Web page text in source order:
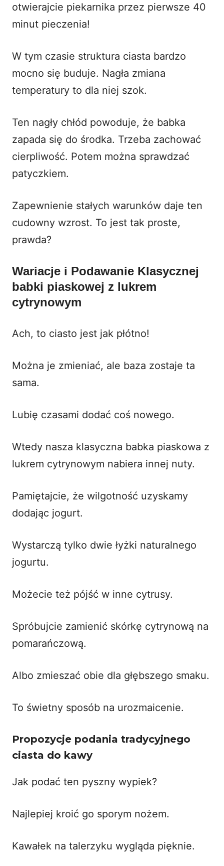
otwierajcie piekarnika przez pierwsze 40
minut pieczenia!
W tym czasie struktura ciasta bardzo
mocno się buduje. Nagła zmiana
temperatury to dla niej szok.
Ten nagły chłód powoduje, że babka
zapada się do środka. Trzeba zachować
cierpliwość. Potem można sprawdzać
patyczkiem.
Zapewnienie stałych warunków daje ten
cudowny wzrost. To jest tak proste,
prawda?
Wariacje i Podawanie Klasycznej
babki piaskowej z lukrem
cytrynowym
Ach, to ciasto jest jak płótno!
Można je zmieniać, ale baza zostaje ta
sama.
Lubię czasami dodać coś nowego.
Wtedy nasza klasyczna babka piaskowa z
lukrem cytrynowym nabiera innej nuty.
Pamiętajcie, że wilgotność uzyskamy
dodając jogurt.
Wystarczą tylko dwie łyżki naturalnego
jogurtu.
Możecie też pójść w inne cytrusy.
Spróbujcie zamienić skórkę cytrynową na
pomarańczową.
Albo zmieszać obie dla głębszego smaku.
To świetny sposób na urozmaicenie.
Propozycje podania tradycyjnego
ciasta do kawy
Jak podać ten pyszny wypiek?
Najlepiej kroić go sporym nożem.
Kawałek na talerzyku wygląda pięknie.